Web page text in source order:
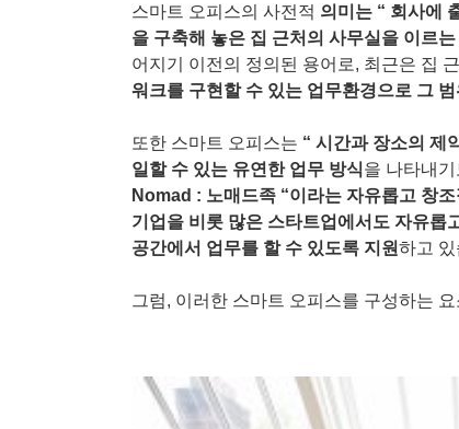
스마트 오피스의 사전적 의미는 “ 회사에
을 구축해 놓은 집 근처의 사무실을 이르
어지기 이전의 정의된 용어로, 최근은 집
워크를 구현할 수 있는 업무환경으로 그
또한 스마트 오피스는 “ 시간과 장소의 제
일할 수 있는 유연한 업무 방식을 나타내
Nomad : 노매드족 “이라는 자유롭고 창
기업을 비롯 많은 스타트업에서도 자유롭
공간에서 업무를 할 수 있도록 지원하고
그럼, 이러한 스마트 오피스를 구성하는